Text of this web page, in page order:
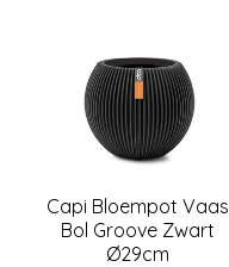
Capi Bloempot Vaas
Bol Groove Zwart
Ø29cm